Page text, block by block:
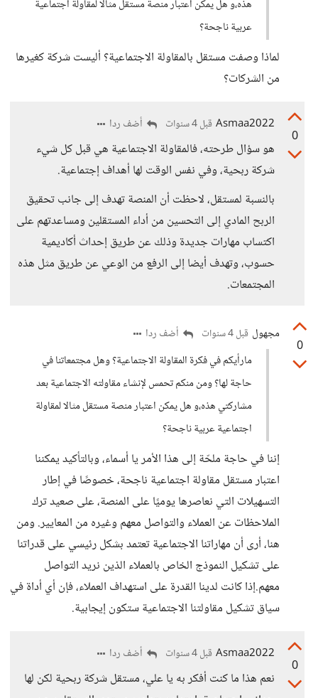
هذه،و هل يمكن اعتبار منصة مستقل مثالا لمقاولة اجتماعية
عربية ناجحة؟
لماذا وصفت مستقل بالمقاولة الاجتماعية؟ أليست شركة كغيرها
من الشركات؟
0
Asmaa2022 قبل 4 سنوات أضف ردا
هو سؤال طرحته، فالمقاولة الاجتماعية هي قبل كل شيء
شركة ربحية، وفي نفس الوقت لها أهداف إجتماعية.
بالنسبة لمستقل، لاحظت أن المنصة تهدف إلى جانب تحقيق
الربح المادي إلى التحسين من أداء المستقلين ومساعدتهم على
اكتساب مهارات جديدة وذلك عن طريق إحداث أكاديمية
حسوب، وتهدف أيضا إلى الرفع من الوعي عن طريق مثل هذه
المجتمعات.
0
مجهول قبل 4 سنوات
أضف ردا
مارأيكم في فكرة المقاولة الاجتماعية؟ وهل مجتمعاتنا في
حاجة لها؟ ومن منكم تحمس لإنشاء مقاولته الاجتماعية بعد
مشاركتي هذه،و هل يمكن اعتبار منصة مستقل مثالا لمقاولة
اجتماعية عربية ناجحة؟
إننا في حاجة ملحّة إلى هذا الأمر يا أسماء، وبالتأكيد يمكننا
اعتبار مستقل مقاولة اجتماعية ناجحة، خصوصًا في إطار
التسهيلات التي نعاصرها يوميًا على المنصة، على صعيد ترك
الملاحظات عن العملاء والتواصل معهم وغيره من المعايير. ومن
هنا، أرى أن مهاراتنا الاجتماعية تعتمد بشكل رئيسي على قدراتنا
على تشكيل النموذج الخاص بالعملاء الذين نريد التواصل
معهم.إذا كانت لدينا القدرة على استهداف العملاء، فإن أي أداة في
سياق تشكيل مقاولتنا الاجتماعية ستكون إيجابية.
0
Asmaa2022 قبل 4 سنوات أضف ردا
نعم هذا ما كنت أفكر به يا علي، مستقل شركة ربحية لكن لها